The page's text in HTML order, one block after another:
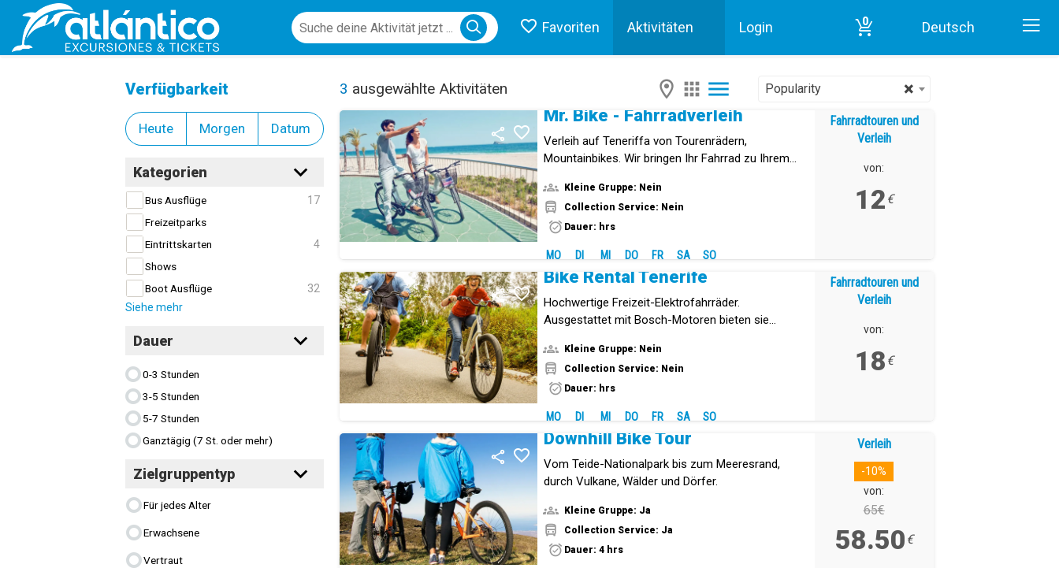
Favoriten Aktivitäten Login 0 Deutsch
Fahrradtouren und Verleih Start Fahrradtouren und Verleih in Teneriffa
Verfügbarkeit
Heute Morgen Datum
Kategorien
Bus Ausflüge
17
Freizeitparks
Eintrittskarten
4
Shows
Boot Ausflüge
32
Siehe mehr
Dauer
0-3 Stunden
3-5 Stunden
5-7 Stunden
Ganztägig (7 St. oder mehr)
Zielgruppentyp
Für jedes Alter
Erwachsene
Vertraut
Close menu
3 ausgewählte Aktivitäten ×
Popularity
Mr. Bike - Fahrradverleih
Verleih auf Teneriffa von Tourenrädern,
Mountainbikes. Wir bringen Ihr Fahrrad zu Ihrem
Kleine Gruppe: Nein
Collection Service: Nein
Dauer: hrs
MO DI MI DO FR SA SO
Fahrradtouren und
Verleih
von:
12 €
Bike Rental Tenerife
Hochwertige Freizeit-Elektrofahrräder.
Ausgestattet mit Bosch-Motoren bieten sie
Kleine Gruppe: Nein
Collection Service: Nein
Dauer: hrs
MO DI MI DO FR SA SO
Fahrradtouren und
Verleih
von:
18 €
Downhill Bike Tour
Vom Teide-Nationalpark bis zum Meeresrand,
durch Vulkane, Wälder und Dörfer.
Kleine Gruppe: Ja
Collection Service: Ja
Dauer: 4 hrs
Fahrradtouren und
Verleih
-10%
von:
65€
58.50 €